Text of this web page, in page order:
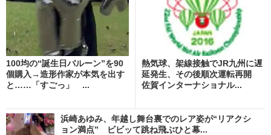
100均の“誕生日バルーン”を90
個購入→造形作家が本気を出す
と……「すごっ」 ...
熱気球、架線接触でJR九州に遅
延発生、その後順次運転再開
佐賀インターナショナル...
浜崎あゆみ、年越し舞台裏でのレア姿が“リアクシ
ョン満点” ビビッて跳ね飛ぶひと幕...